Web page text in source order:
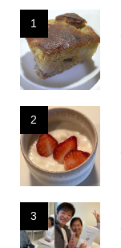
1
2
3